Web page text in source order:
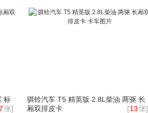
标
张]
骐铃汽车 T5 精英版 2.8L柴油 两驱 长
厢双排皮卡
[13 张]